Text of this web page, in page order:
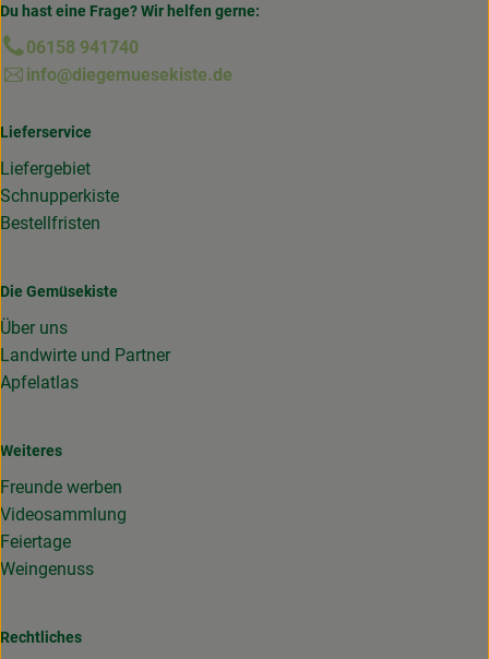
Du hast eine Frage? Wir helfen gerne:
06158 941740
info@diegemuesekiste.de
Lieferservice
Liefergebiet
Schnupperkiste
Bestellfristen
Die Gemüsekiste
Über uns
Landwirte und Partner
Apfelatlas
Weiteres
Freunde werben
Videosammlung
Feiertage
Weingenuss
Rechtliches